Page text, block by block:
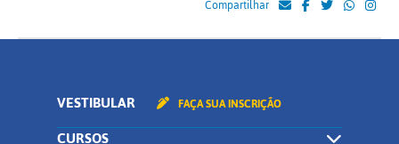
Compartilhar
VESTIBULAR FAÇA SUA INSCRIÇÃO
CURSOS